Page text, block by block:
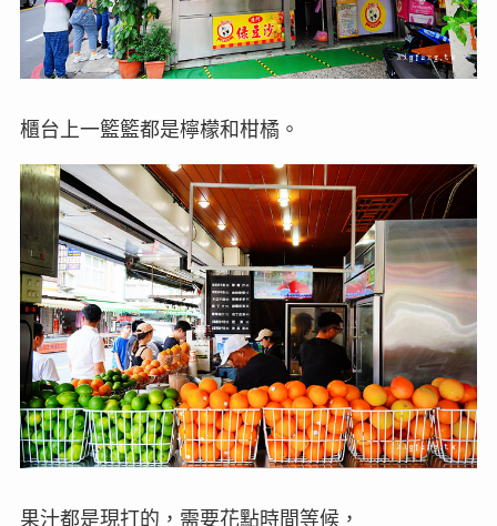
櫃台上一籃籃都是檸檬和柑橘。
果汁都是現打的，需要花點時間等候，